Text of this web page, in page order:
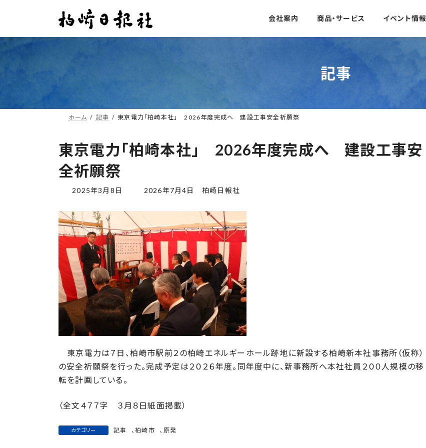
ン
ー
会社案内 商品・サービス イベント情報
記事
ホーム 記事 東京電力「柏崎本社」 2026年度完成へ 建設工事安全祈願祭
東京電力「柏崎本社」 2026年度完成へ 建設工事安
全祈願祭
2025年3月8日
最
更
新
日
時
:
2026年7月4日 柏崎日報社
東京電力は７日、柏崎市駅前２の柏崎エネルギーホール跡地に新設する柏崎新本社事務所（仮称）
の安全祈願祭を行った。完成予定は２０２６年度。同年度中に、新事務所へ本社社員２００人規模の移
転を計画している。
（全文４７７字 ３月８日紙面掲載）
カテゴリー 記事 、柏崎市 、 原発